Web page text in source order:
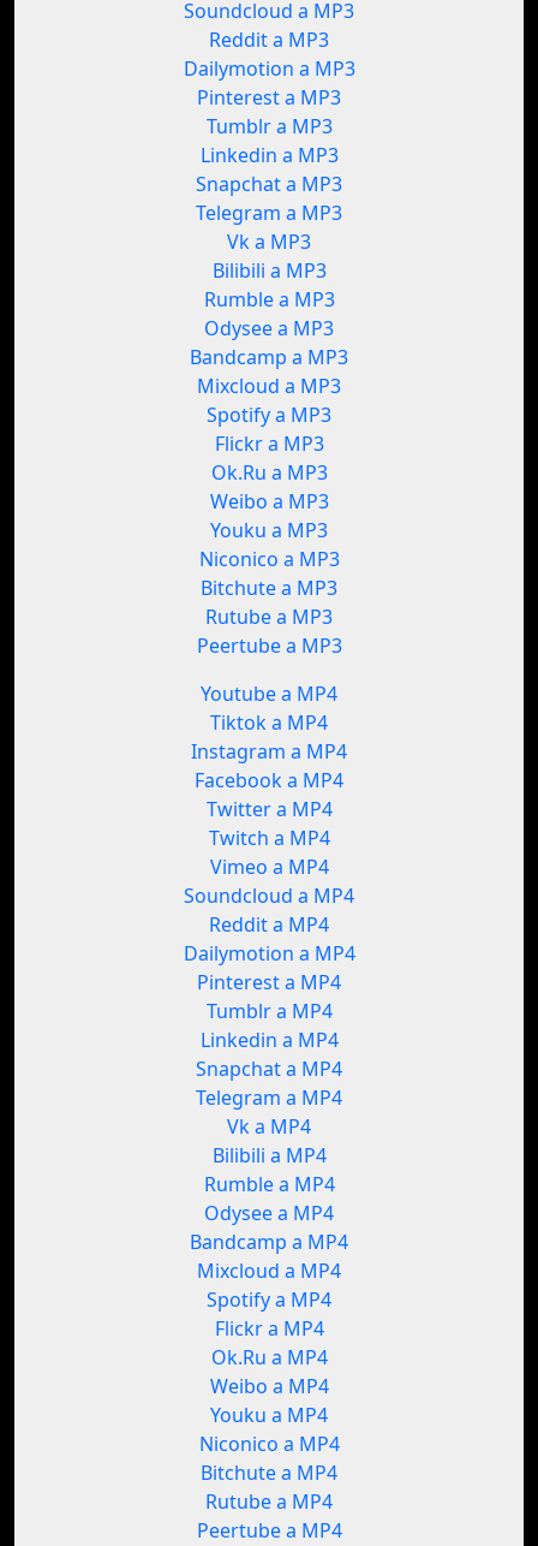
Soundcloud a MP3
Reddit a MP3
Dailymotion a MP3
Pinterest a MP3
Tumblr a MP3
Linkedin a MP3
Snapchat a MP3
Telegram a MP3
Vk a MP3
Bilibili a MP3
Rumble a MP3
Odysee a MP3
Bandcamp a MP3
Mixcloud a MP3
Spotify a MP3
Flickr a MP3
Ok.Ru a MP3
Weibo a MP3
Youku a MP3
Niconico a MP3
Bitchute a MP3
Rutube a MP3
Peertube a MP3
Youtube a MP4
Tiktok a MP4
Instagram a MP4
Facebook a MP4
Twitter a MP4
Twitch a MP4
Vimeo a MP4
Soundcloud a MP4
Reddit a MP4
Dailymotion a MP4
Pinterest a MP4
Tumblr a MP4
Linkedin a MP4
Snapchat a MP4
Telegram a MP4
Vk a MP4
Bilibili a MP4
Rumble a MP4
Odysee a MP4
Bandcamp a MP4
Mixcloud a MP4
Spotify a MP4
Flickr a MP4
Ok.Ru a MP4
Weibo a MP4
Youku a MP4
Niconico a MP4
Bitchute a MP4
Rutube a MP4
Peertube a MP4